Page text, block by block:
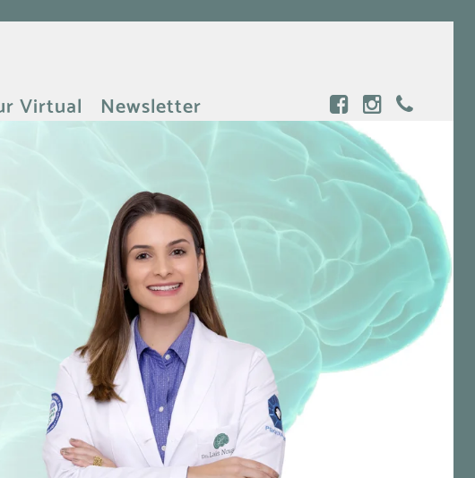
Virtual Newsletter